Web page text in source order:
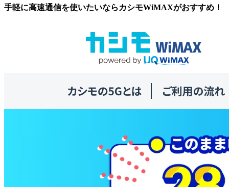
手軽に高速通信を使いたいならカシモWiMAXがおすすめ！